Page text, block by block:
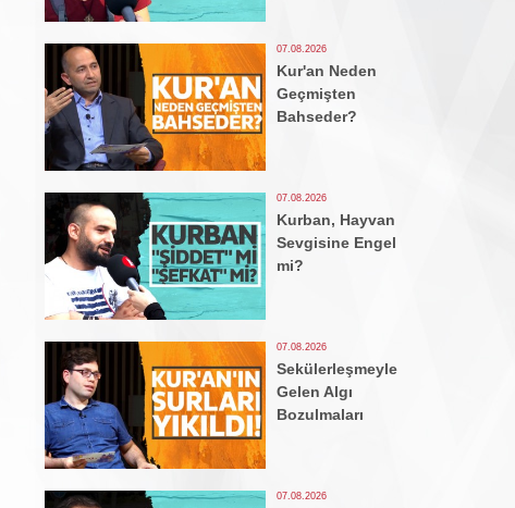
07.08.2026
Kur'an Neden
Geçmişten
Bahseder?
07.08.2026
Kurban, Hayvan
Sevgisine Engel
mi?
07.08.2026
Sekülerleşmeyle
Gelen Algı
Bozulmaları
07.08.2026